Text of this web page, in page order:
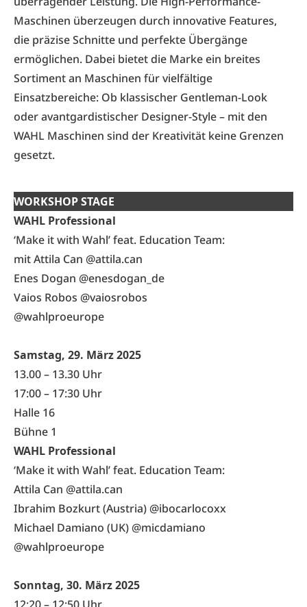
Maschinen überzeugen durch innovative Features,
die präzise Schnitte und perfekte Übergänge
ermöglichen. Dabei bietet die Marke ein breites
Sortiment an Maschinen für vielfältige
Einsatzbereiche: Ob klassischer Gentleman-Look
oder avantgardistischer Designer-Style – mit den
WAHL Maschinen sind der Kreativität keine Grenzen
gesetzt.
WORKSHOP STAGE
WAHL Professional
‘Make it with Wahl’ feat. Education Team:
mit Attila Can @attila.can
Enes Dogan @enesdogan_de
Vaios Robos @vaiosrobos
@wahlproeurope
Samstag, 29. März 2025
13.00 – 13.30 Uhr
17:00 – 17:30 Uhr
Halle 16
Bühne 1
WAHL Professional
‘Make it with Wahl’ feat. Education Team:
Attila Can @attila.can
Ibrahim Bozkurt (Austria) @ibocarlocoxx
Michael Damiano (UK) @micdamiano
@wahlproeurope
Sonntag, 30. März 2025
12:20 – 12:50 Uhr